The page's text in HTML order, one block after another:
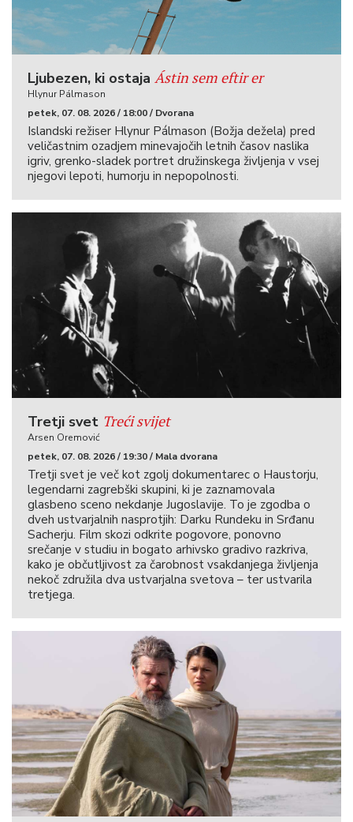
Ljubezen, ki ostaja Ástin sem eftir er
Hlynur Pálmason
petek, 07. 08. 2026 / 18:00 / Dvorana
Islandski režiser Hlynur Pálmason (Božja dežela) pred
veličastnim ozadjem minevajočih letnih časov naslika
igriv, grenko-sladek portret družinskega življenja v vsej
njegovi lepoti, humorju in nepopolnosti.
Tretji svet Treći svijet
Arsen Oremović
petek, 07. 08. 2026 / 19:30 / Mala dvorana
Tretji svet je več kot zgolj dokumentarec o Haustorju,
legendarni zagrebški skupini, ki je zaznamovala
glasbeno sceno nekdanje Jugoslavije. To je zgodba o
dveh ustvarjalnih nasprotjih: Darku Rundeku in Srđanu
Sacherju. Film skozi odkrite pogovore, ponovno
srečanje v studiu in bogato arhivsko gradivo razkriva,
kako je občutljivost za čarobnost vsakdanjega življenja
nekoč združila dva ustvarjalna svetova – ter ustvarila
tretjega.